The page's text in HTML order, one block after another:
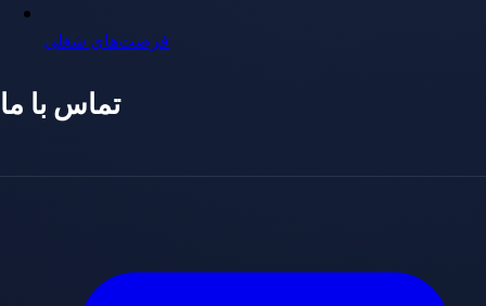
فرصت‌های شغلی
تماس با ما